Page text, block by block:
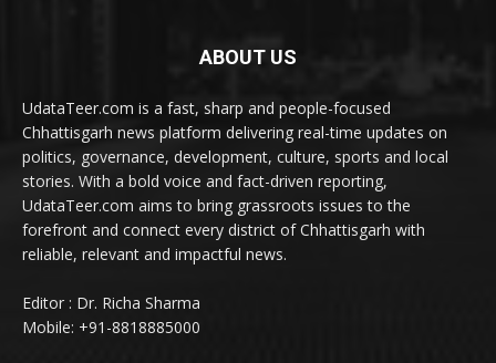
ABOUT US
UdataTeer.com is a fast, sharp and people-focused
Chhattisgarh news platform delivering real-time updates on
politics, governance, development, culture, sports and local
stories. With a bold voice and fact-driven reporting,
UdataTeer.com aims to bring grassroots issues to the
forefront and connect every district of Chhattisgarh with
reliable, relevant and impactful news.
Editor : Dr. Richa Sharma
Mobile: +91-8818885000